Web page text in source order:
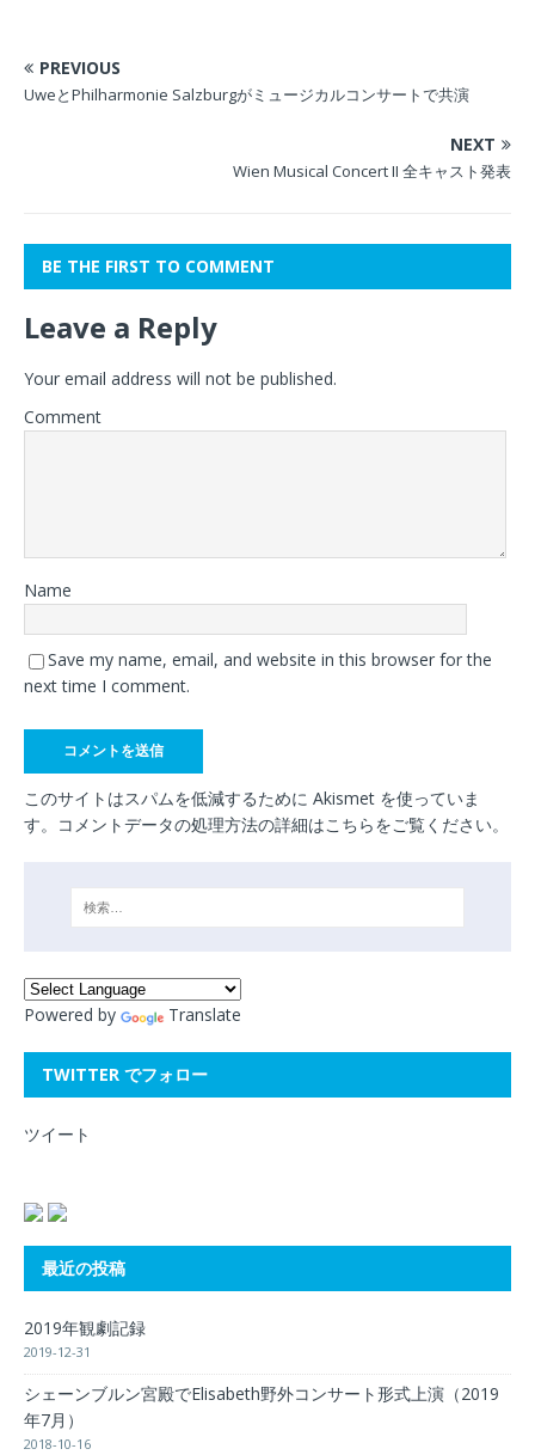
PREVIOUS
UweとPhilharmonie Salzburgがミュージカルコンサートで共演
NEXT
Wien Musical Concert II 全キャスト発表
BE THE FIRST TO COMMENT
Leave a Reply
Your email address will not be published.
Comment
Name
Save my name, email, and website in this browser for the
next time I comment.
このサイトはスパムを低減するために Akismet を使っていま
す。 コメントデータの処理方法の詳細はこちらをご覧ください。
Powered by Translate
TWITTER でフォロー
ツイート
最近の投稿
2019年観劇記録
2019-12-31
シェーンブルン宮殿でElisabeth野外コンサート形式上演（2019
年7月）
2018-10-16